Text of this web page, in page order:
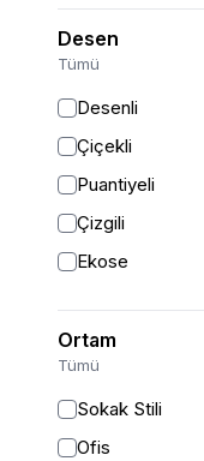
Viskon
Saten
Peluş
Jarse
Kadife
Desen
Tümü
Desenli
Çiçekli
Puantiyeli
Çizgili
Ekose
Ortam
Tümü
Sokak Stili
Ofis